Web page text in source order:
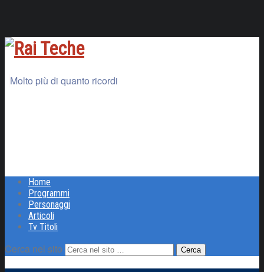
Molto più di quanto ricordi
Home
Programmi
Personaggi
Articoli
Tv Titoli
Cerca nel sito